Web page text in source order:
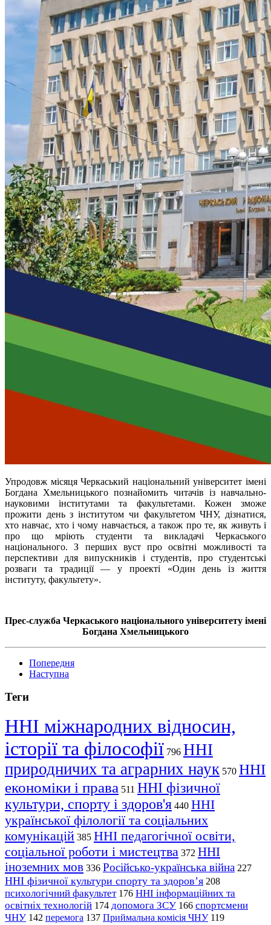
Упродовж місяця Черкаський національний університет імені
Богдана Хмельницького познайомить читачів із навчально-
науковими інститутами та факультетами. Кожен зможе
прожити день з інститутом чи факультетом ЧНУ, дізнатися,
хто навчає, хто і чому навчається, а також про те, як живуть і
про що мріють студенти та викладачі Черкаського
національного. З перших вуст про освітні можливості та
перспективи для випускників і студентів, про студентські
розваги та традиції — у проекті «Один день із життя
інституту, факультету».
Прес-служба Черкаського національного університету імені
Богдана Хмельницького
Попередня
Наступна
Теги
ННІ міжнародних відносин,
історії та філософії 796 ННІ
природничих та аграрних наук 570 ННІ
економіки і права 511 ННІ фізичної
культури, спорту і здоров'я 440 ННІ
української філології та соціальних
комунікацій 385 ННІ педагогічної освіти,
соціальної роботи і мистецтва 372 ННІ
іноземних мов 336 Російсько-українська війна 227
ННІ фізичної культури спорту та здоров’я 208
психологічний факультет 176 ННІ інформаційних та
освітніх технологій 174 допомога ЗСУ 166 спортсмени
ЧНУ 142 перемога 137 Приймальна комісія ЧНУ 119